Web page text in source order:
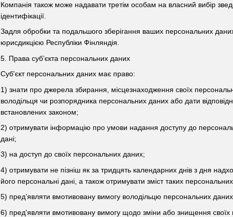
Компанія також може надавати третім особам на власний вибір
ідентифікації.
Задля обробки та подальшого зберігання ваших персональних
юрисдикцією Республіки Фінляндія.
5. Права суб’єкта персональних даних
Суб'єкт персональних даних має право:
1) знати про джерела збирання, місцезнаходження своїх
володільця чи розпорядника персональних даних або дати
встановлених законом;
2) отримувати інформацію про умови надання доступу до
дані;
3) на доступ до своїх персональних даних;
4) отримувати не пізніш як за тридцять календарних днів з дня
його персональні дані, а також отримувати зміст таких
5) пред’являти вмотивовану вимогу володільцю персональних
6) пред'являти вмотивовану вимогу щодо зміни або знищення